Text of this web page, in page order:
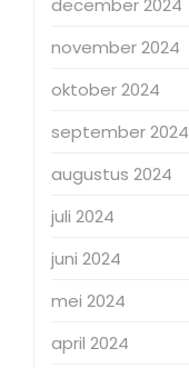
december 2024
november 2024
oktober 2024
september 2024
augustus 2024
juli 2024
juni 2024
mei 2024
april 2024